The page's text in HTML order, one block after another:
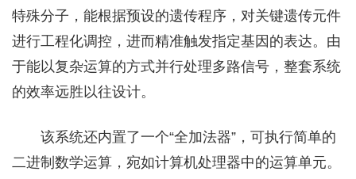
特殊分子，能根据预设的遗传程序，对关键遗传元件
进行工程化调控，进而精准触发指定基因的表达。由
于能以复杂运算的方式并行处理多路信号，整套系统
的效率远胜以往设计。
该系统还内置了一个“全加法器”，可执行简单的
二进制数学运算，宛如计算机处理器中的运算单元。